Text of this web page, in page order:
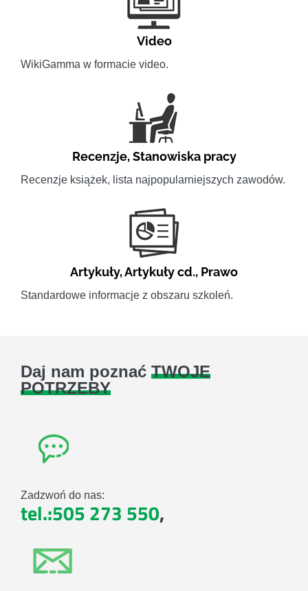
Video
WikiGamma w formacie video.
Recenzje,Stanowiska pracy
Recenzje książek, lista najpopularniejszych zawodów.
Artykuły,Artykuły cd., Prawo
Standardowe informacje z obszaru szkoleń.
Daj nam poznać TWOJE
POTRZEBY
Zadzwoń do nas:
tel.:505 273 550,